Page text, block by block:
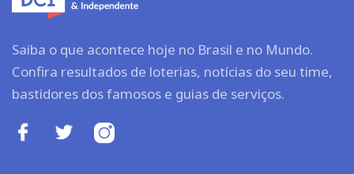
Saiba o que acontece hoje no Brasil e no Mundo.
Confira resultados de loterias, notícias do seu time,
bastidores dos famosos e guias de serviços.